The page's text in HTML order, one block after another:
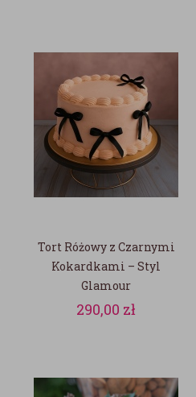
Tort Różowy z Czarnymi
Kokardkami – Styl
Glamour
290,00 zł